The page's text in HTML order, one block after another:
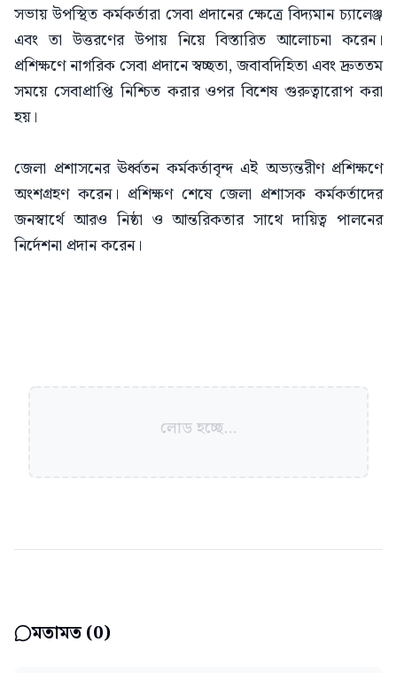
সভায় উপস্থিত কর্মকর্তারা সেবা প্রদানের ক্ষেত্রে বিদ্যমান চ্যালেঞ্জ
এবং তা উত্তরণের উপায় নিয়ে বিস্তারিত আলোচনা করেন।
প্রশিক্ষণে নাগরিক সেবা প্রদানে স্বচ্ছতা, জবাবদিহিতা এবং দ্রুততম
সময়ে সেবাপ্রাপ্তি নিশ্চিত করার ওপর বিশেষ গুরুত্বারোপ করা
হয়।
জেলা প্রশাসনের ঊর্ধ্বতন কর্মকর্তাবৃন্দ এই অভ্যন্তরীণ প্রশিক্ষণে
অংশগ্রহণ করেন। প্রশিক্ষণ শেষে জেলা প্রশাসক কর্মকর্তাদের
জনস্বার্থে আরও নিষ্ঠা ও আন্তরিকতার সাথে দায়িত্ব পালনের
নির্দেশনা প্রদান করেন।
লোড হচ্ছে...
মতামত (0)